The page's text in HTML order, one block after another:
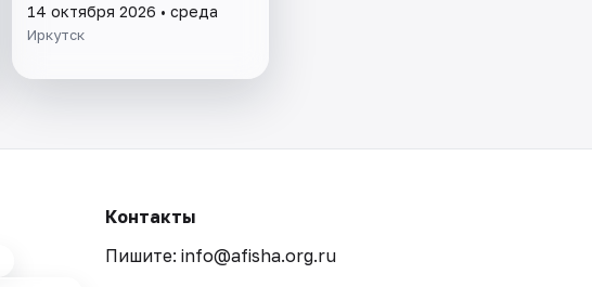
14 октября 2026 • среда
Иркутск
Контакты
Пишите: info@afisha.org.ru